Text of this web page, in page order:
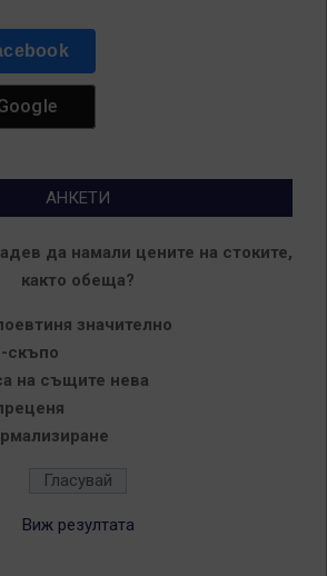
АНКЕТИ
да намали цените на стоките,
както обеща?
значително
скъпо
на същите нева
Виж резултата